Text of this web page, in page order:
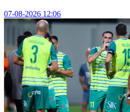
07-08-2026 12:06